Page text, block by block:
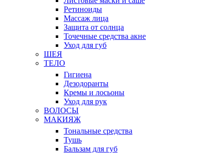
Ретиноиды
Массаж лица
Защита от солнца
Точечные средства акне
Уход для губ
ШЕЯ
ТЕЛО
Гигиена
Дезодоранты
Кремы и лосьоны
Уход для рук
ВОЛОСЫ
МАКИЯЖ
Тональные средства
Тушь
Бальзам для губ